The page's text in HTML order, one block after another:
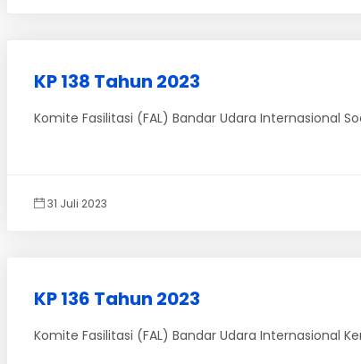
KP 138 Tahun 2023
Komite Fasilitasi (FAL) Bandar Udara Internasional
31 Juli 2023
KP 136 Tahun 2023
Komite Fasilitasi (FAL) Bandar Udara Internasional